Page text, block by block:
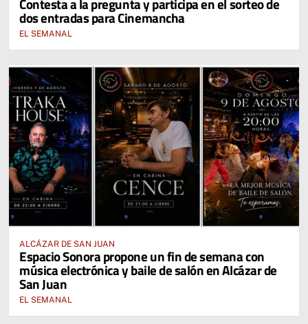
2026
dos entradas para Cinemancha
EL SEMANAL
ALCÁZAR DE SAN JUAN
Espacio Sonora propone un fin de semana con
música electrónica y baile de salón en Alcázar de
San Juan
EL SEMANAL